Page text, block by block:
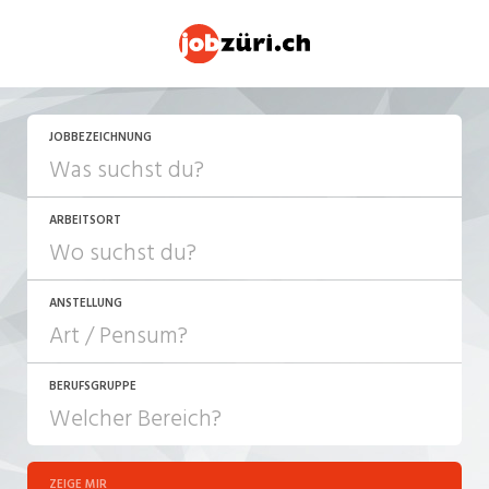
JOBBEZEICHNUNG
ARBEITSORT
ANSTELLUNG
JOB-TYP
Festanstellung
BERUFSGRUPPE
ZEIGE MIR